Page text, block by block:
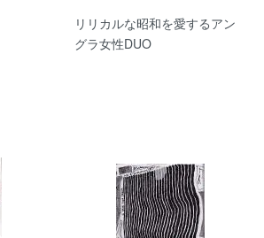
リリカルな昭和を愛するアン
グラ女性DUO